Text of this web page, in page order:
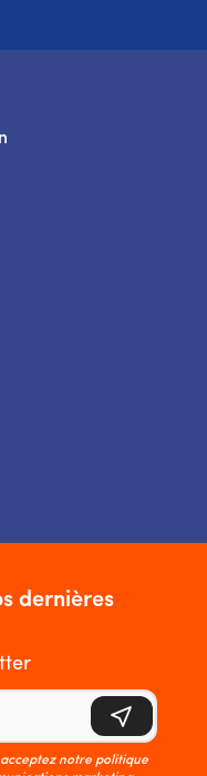
dernières
S'inscrire
notre politique